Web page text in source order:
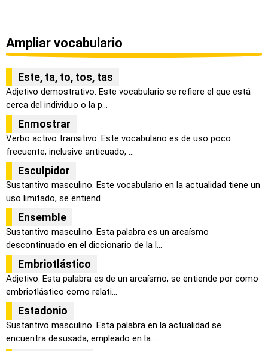
Ampliar vocabulario
Este, ta, to, tos, tas
Adjetivo demostrativo. Este vocabulario se refiere el que está
cerca del individuo o la p...
Enmostrar
Verbo activo transitivo. Este vocabulario es de uso poco
frecuente, inclusive anticuado, ...
Esculpidor
Sustantivo masculino. Este vocabulario en la actualidad tiene un
uso limitado, se entiend...
Ensemble
Sustantivo masculino. Esta palabra es un arcaísmo
descontinuado en el diccionario de la l...
Embriotlástico
Adjetivo. Esta palabra es de un arcaísmo, se entiende por como
embriotlástico como relati...
Estadonio
Sustantivo masculino. Esta palabra en la actualidad se
encuentra desusada, empleado en la...